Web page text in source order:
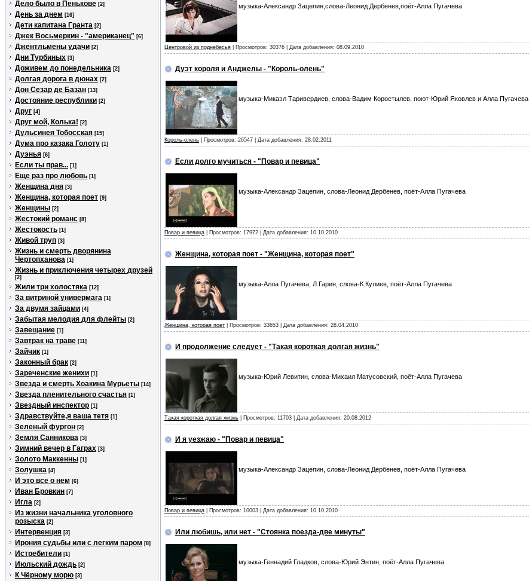
Дело было в Пенькове [2]
День за днем [16]
Дети капитана Гранта [2]
Джек Восьмеркин - "американец" [6]
Джентльмены удачи [2]
Дни Турбиных [3]
Доживем до понедельника [2]
Долгая дорога в дюнах [2]
Дон Сезар де Базан [13]
Достояние республики [2]
Друг [4]
Друг мой, Колька! [2]
Дульсинея Тобосская [15]
Дума про казака Голоту [1]
Дуэнья [6]
Если ты прав... [1]
Еще раз про любовь [1]
Женщина дня [3]
Женщина, которая поет [9]
Женщины [2]
Жестокий романс [8]
Жестокость [1]
Живой труп [3]
Жизнь и смерть дворянина
Чертопханова [1]
Жизнь и приключения четырех друзей
[2]
Жили три холостяка [12]
За витриной универмага [1]
За двумя зайцами [4]
Забытая мелодия для флейты [2]
Завещание [1]
Завтрак на траве [11]
Зайчик [1]
Законный брак [2]
Зареченские женихи [1]
Звезда и смерть Хоакина Мурьеты [14]
Звезда пленительного счастья [1]
Звездный инспектор [1]
Здравствуйте,я ваша тетя [1]
Зеленый фургон [2]
Земля Санникова [3]
Зимний вечер в Гаграх [3]
Золото Маккенны [1]
Золушка [4]
И это все о нем [6]
Иван Бровкин [7]
Игла [2]
Из жизни начальника уголовного
розыска [2]
Интервенция [3]
Ирония судьбы или с легким паром [8]
Истребители [1]
Июльский дождь [2]
К Чёрному морю [3]
музыка-Александр Зацепин,слова-Леонид Дербенев,поёт-Алла Пугачева
Центровой из поднебесья | Просмотров: 30376 | Дата добавления: 08.09.2010
Дуэт короля и Анджелы - "Король-олень"
музыка-Микаэл Таривердиев, слова-Вадим Коростылев, поют-Юрий Яковлев и Алла Пугачева
Король-олень | Просмотров: 26547 | Дата добавления: 28.02.2011
Если долго мучиться - "Повар и певица"
музыка-Александр Зацепин, слова-Леонид Дербенев, поёт-Алла Пугачева
Повар и певица | Просмотров: 17972 | Дата добавления: 10.10.2010
Женщина, которая поет - "Женщина, которая поет"
музыка-Алла Пугачева, Л.Гарин, слова-К.Кулиев, поёт-Алла Пугачева
Женщина, которая поет | Просмотров: 33653 | Дата добавления: 28.04.2010
И продолжение следует - "Такая короткая долгая жизнь"
музыка-Юрий Левитин, слова-Михаил Матусовский, поёт-Алла Пугачева
Такая короткая долгая жизнь | Просмотров: 11703 | Дата добавления: 20.08.2012
И я уезжаю - "Повар и певица"
музыка-Александр Зацепин, слова-Леонид Дербенев, поёт-Алла Пугачева
Повар и певица | Просмотров: 10003 | Дата добавления: 10.10.2010
Или любишь, или нет - "Стоянка поезда-две минуты"
музыка-Геннадий Гладков, слова-Юрий Энтин, поёт-Алла Пугачева